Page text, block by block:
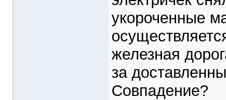
укороченные
железная
за
Совпадение?